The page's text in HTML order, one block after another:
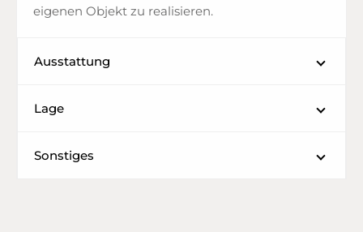
eigenen Objekt zu realisieren.
Ausstattung
Lage
Sonstiges